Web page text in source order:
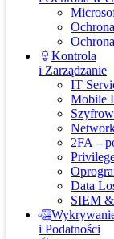
Kontrola
i Zarządzanie
IT
Mobile
2FA –
Data
SIEM
i Podatności